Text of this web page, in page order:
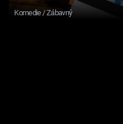
Komedie / Zábavný